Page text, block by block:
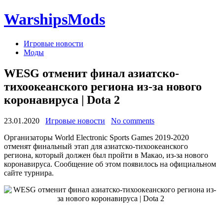
WarshipsMods
Игровые новости
Моды
WESG отменит финал азиатско-
тихоокеанского региона из-за нового
коронавируса | Dota 2
23.01.2020 Игровые новости
No comments
Организаторы World Electronic Sports Games 2019-2020
отменят финальный этап для азиатско-тихоокеанского
региона, который должен был пройти в Макао, из-за нового
коронавируса. Сообщение об этом появилось на официальном
сайте турнира.